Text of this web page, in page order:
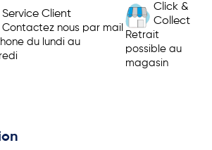
Service Client
Contactez nous par mail
du lundi au
Click &
Collect
Retrait
possible au
magasin